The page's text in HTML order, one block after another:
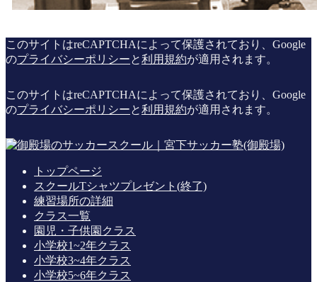
このサイトはreCAPTCHAによって保護されており、Google
のプライバシーポリシーと利用規約が適用されます。
このサイトはreCAPTCHAによって保護されており、Google
のプライバシーポリシーと利用規約が適用されます。
トップページ
スクールTシャツプレゼント(終了)
練習場所の詳細
クラス一覧
園児・子供園クラス
小学校1~2年クラス
小学校3~4年クラス
小学校5~6年クラス